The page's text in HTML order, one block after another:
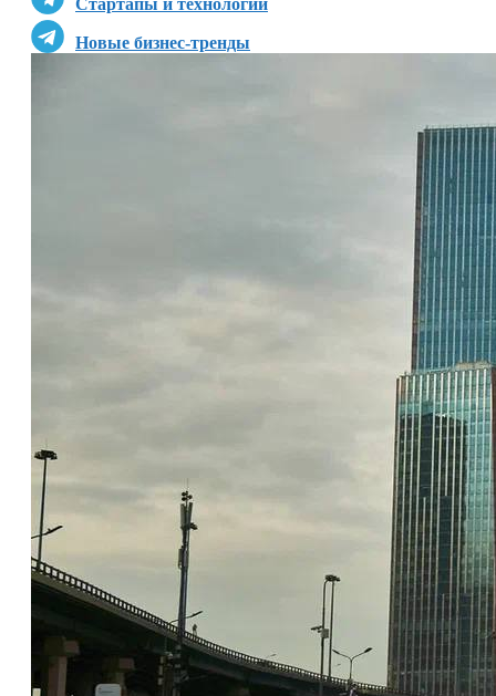
Стартапы и технологии
Новые бизнес-тренды